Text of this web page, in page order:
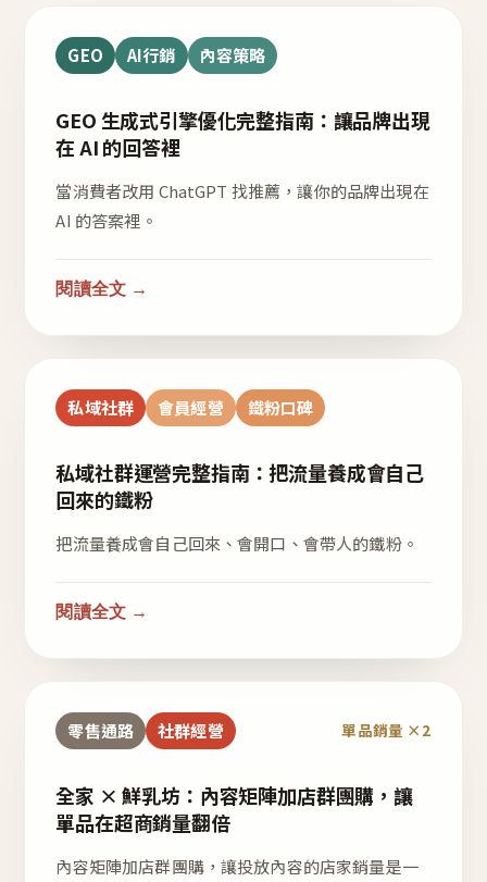
GEO AI行銷 內容策略
GEO 生成式引擎優化完整指南：讓品牌出現
在 AI 的回答裡
當消費者改用 ChatGPT 找推薦，讓你的品牌出現在
AI 的答案裡。
閱讀全文 →
私域社群 會員經營 鐵粉口碑
私域社群運營完整指南：把流量養成會自己
回來的鐵粉
把流量養成會自己回來、會開口、會帶人的鐵粉。
閱讀全文 →
零售通路 社群經營 單品銷量 ×2
全家 × 鮮乳坊：內容矩陣加店群團購，讓
單品在超商銷量翻倍
內容矩陣加店群團購，讓投放內容的店家銷量是一